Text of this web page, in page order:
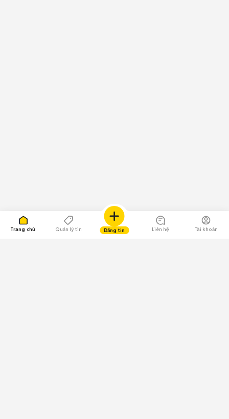
Trang chủ Quản lý tin Đăng tin Liên hệ Tài khoản